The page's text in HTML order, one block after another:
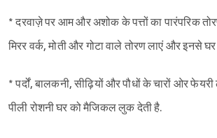
* दरवाज़े पर आम और अशोक के पत्तों का पारंपरिक
मिरर वर्क, मोती और गोटा वाले तोरण लाएं और इनसे
* पर्दों, बालकनी, सीढ़ियों और पौधों के चारों ओर
पीली रोशनी घर को मैजिकल लुक देती है.